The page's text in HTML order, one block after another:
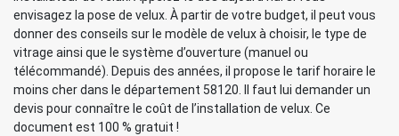
envisagez la pose de velux. À partir de votre budget, il peut vous
donner des conseils sur le modèle de velux à choisir, le type de
vitrage ainsi que le système d’ouverture (manuel ou
télécommandé). Depuis des années, il propose le tarif horaire le
moins cher dans le département 58120. Il faut lui demander un
devis pour connaître le coût de l’installation de velux. Ce
document est 100 % gratuit !